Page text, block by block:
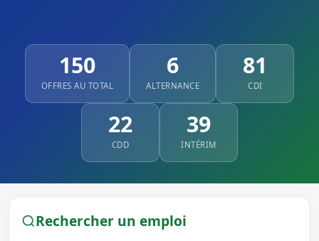
150
OFFRES AU TOTAL
6
ALTERNANCE
81
CDI
22
CDD
39
INTÉRIM
Rechercher un emploi